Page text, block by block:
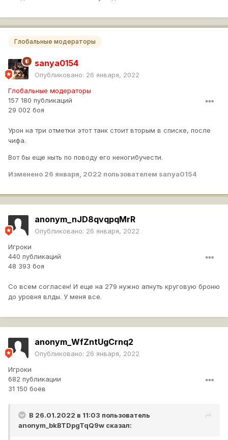
Глобальные модераторы
sanya0154
Опубликовано: 26 января, 2022
Глобальные модераторы
157 180 публикаций
29 002 боя
Урон на три отметки этот танк стоит вторым в списке, после
чифа.
Вот бы еще ныть по поводу его неногибучести.
Изменено 26 января, 2022 пользователем sanya0154
anonym_nJD8qvqpqMrR
Опубликовано: 26 января, 2022
Игроки
440 публикаций
48 393 боя
Со всем согласен! И еще на 279 нужно апнуть круговую броню
до уровня влды. У меня все.
anonym_WfZntUgCrnq2
Опубликовано: 26 января, 2022
Игроки
682 публикации
31 150 боёв
В 26.01.2022 в 11:03 пользователь
anonym_bkBTDpgTqQ9w сказал: